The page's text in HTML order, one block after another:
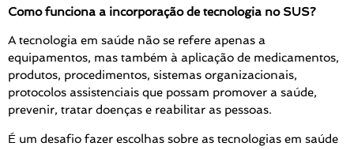
Como funciona a incorporação de tecnologia no SUS?
A tecnologia em saúde não se refere apenas a
equipamentos, mas também à aplicação de medicamentos,
produtos, procedimentos, sistemas organizacionais,
protocolos assistenciais que possam promover a saúde,
prevenir, tratar doenças e reabilitar as pessoas.
É um desafio fazer escolhas sobre as tecnologias em saúde